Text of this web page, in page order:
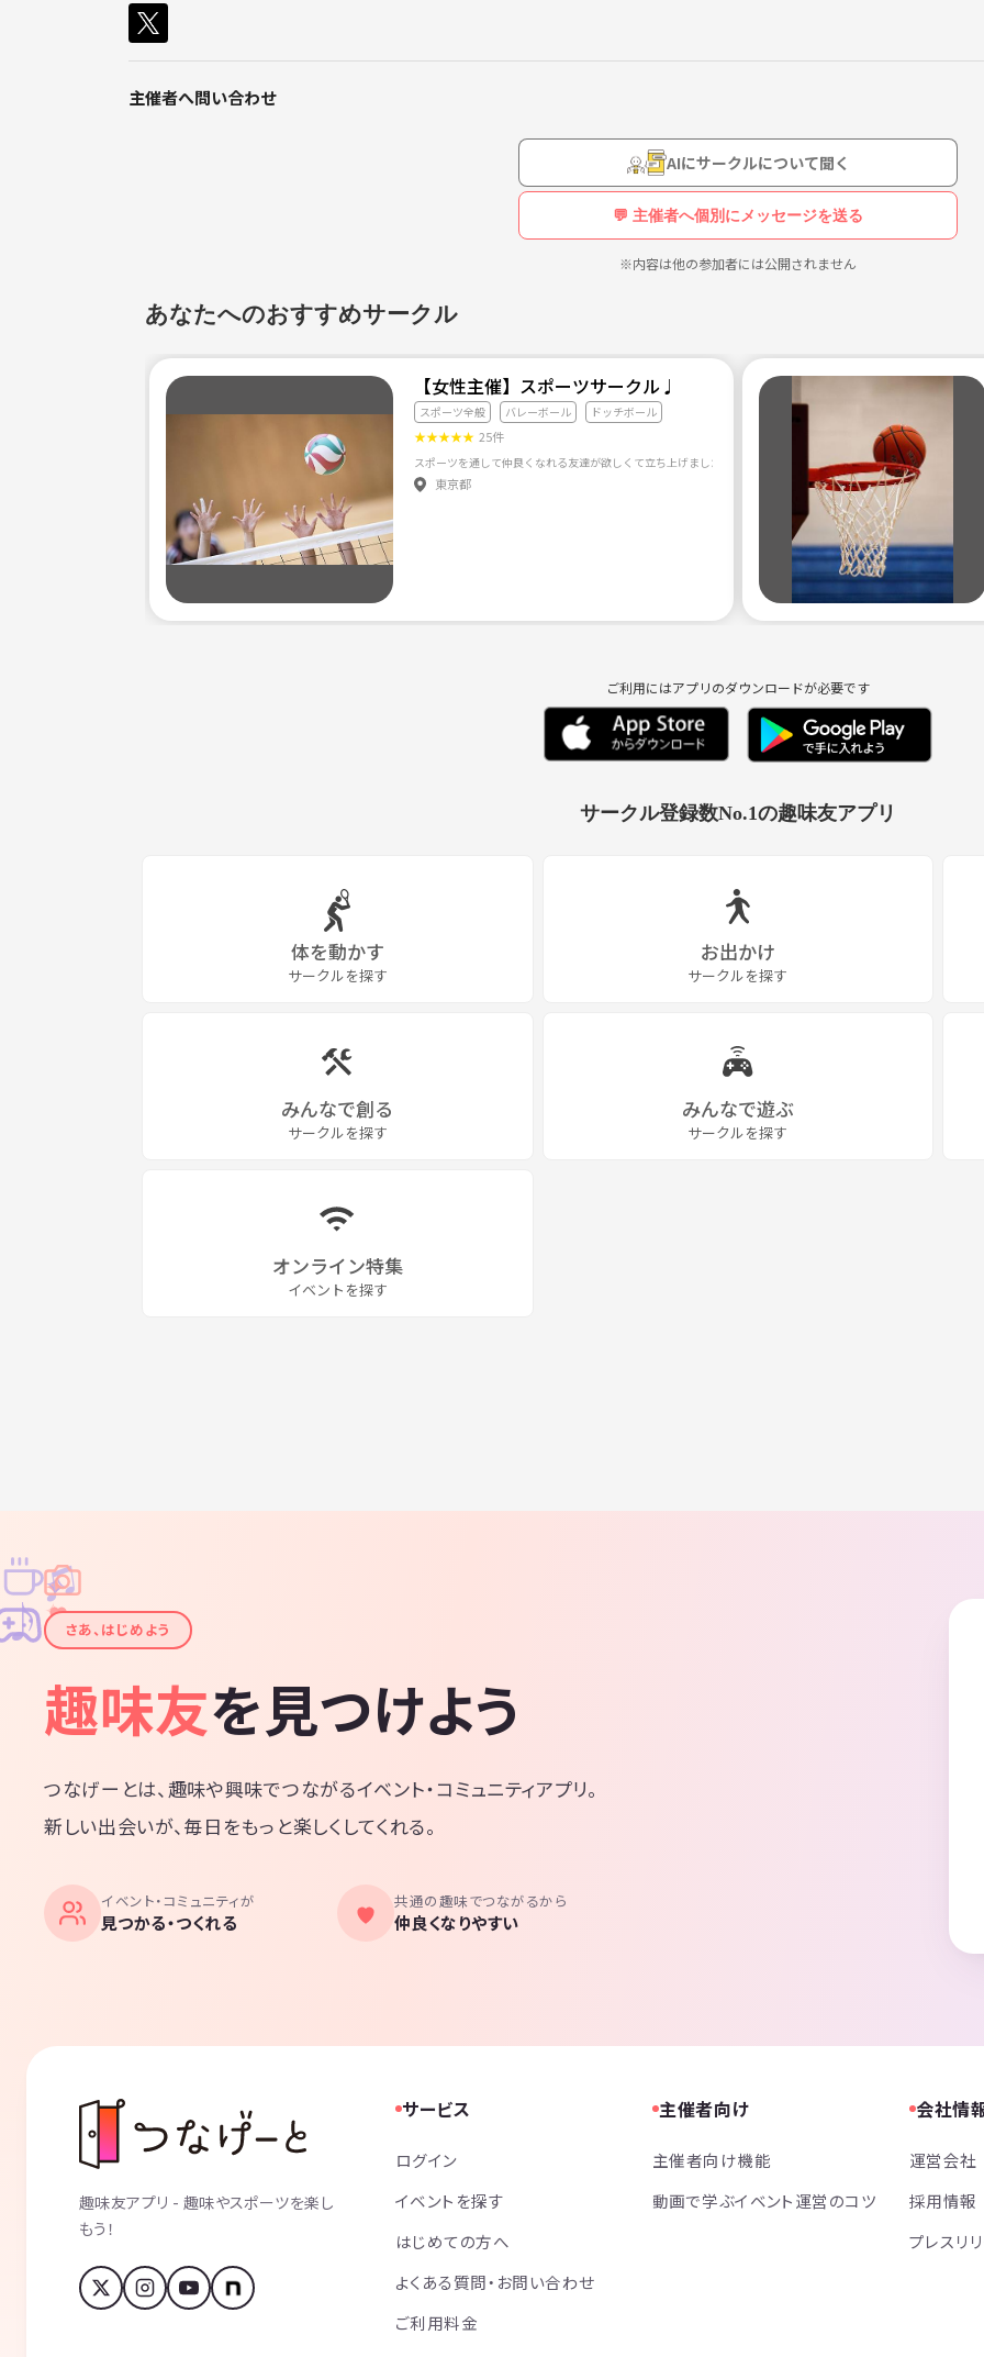
【場所】
大正スポーツセンター第二体育館
試合を中心に人数によってらチームなどを変えながら回していきます！
500円
【持ち物】
動ける服、室内用シューズ（なければスニーカーの裏を吹いて利用ok）、水やタオル
参加希望者ご連絡ください！
主催者へ問い合わせ
AIにサークルについて聞く
💬 主催者へ個別にメッセージを送る
※内容は他の参加者には公開されません
あなたへのおすすめサークル
【女性主催】スポーツサークル♩
スポーツ全般 バレーボール ドッチボール
★★★★★ 25件
東京都
ご利用にはアプリのダウンロードが必要です
サークル登録数No.1の趣味友アプリ
体を動かす
サークルを探す
お出かけ
サークルを探す
みんなで創る
サークルを探す
みんなで遊ぶ
サークルを探す
オンライン特集
イベントを探す
✦
✦
✧
✧
♪
♫
さあ、はじめよう
趣味友を見つけよう
つなげーとは、趣味や興味でつながるイベント・コミュニティアプリ。
新しい出会いが、毎日をもっと楽しくしてくれる。
イベント・コミュニティが
見つかる・つくれる
共通の趣味でつながるから
仲良くなりやすい
趣味友アプリ - 趣味やスポーツを楽し
もう！
サービス
ログイン
イベントを探す
はじめての方へ
よくある質問・お問い合わせ
ご利用料金
主催者向け
主催者向け機能
動画で学ぶイベント運営のコツ
会社情
運営会社
採用情報
プレスリ